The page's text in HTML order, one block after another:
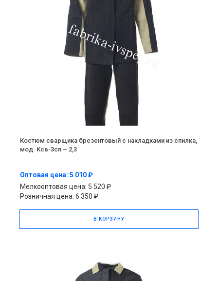
Костюм сварщика брезентовый с накладками из спилка,
мод. Ксв-3сп – 2,3
Оптовая цена: 5 010 ₽
Мелкооптовая цена: 5 520 ₽
Розничная цена: 6 350 ₽
В КОРЗИНУ